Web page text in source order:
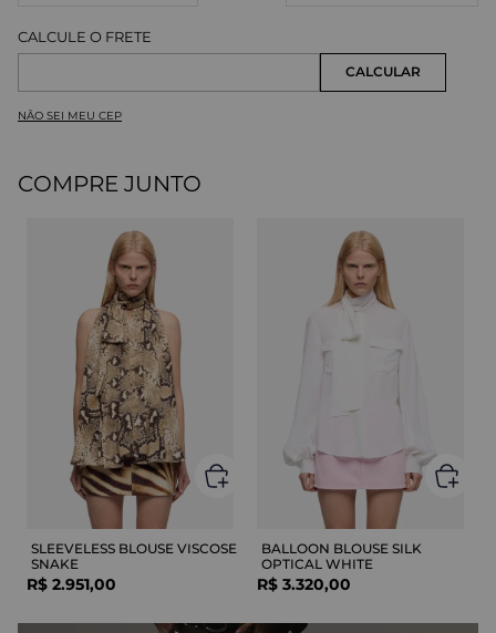
NÃO SEI MEU CEP
COMPRE JUNTO
SLEEVELESS BLOUSE VISCOSE
SNAKE
R$ 2.951,00
BALLOON BLOUSE SILK
OPTICAL WHITE
R$ 3.320,00